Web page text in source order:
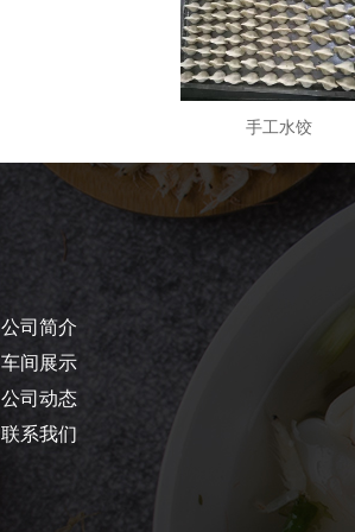
手工水饺
公司简介
车间展示
公司动态
联系我们